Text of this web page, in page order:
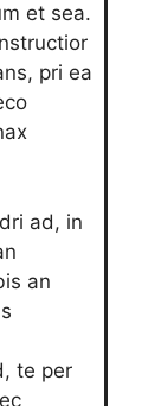
et sea.
pri ea
ad, in
an
te per